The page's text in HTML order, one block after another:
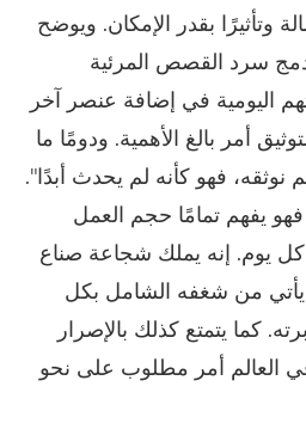
وتأثيرًا بقدر الإمكان. ويوضح
سرد القصص المرئية
اليومية في إضافة عنصر آخر
أمر بالغ الأهمية. ودومًا ما
فهو كأنه لم يحدث أبدًا".
يفهم تمامًا حجم العمل
يوم. إنه يملك شجاعة صناع
يأتي من شغفه الشامل بكل
كما يتمتع كذلك بالإصرار
العالم أمر مطلوب على نحو